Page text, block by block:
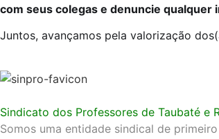
com seus colegas e denuncie qualquer
Juntos, avançamos pela valorização
Sindicato dos Professores de Taubaté e
Somos uma entidade sindical de